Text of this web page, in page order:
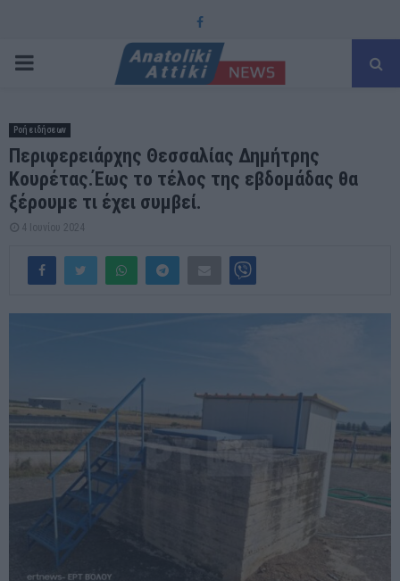
Facebook
PRIMARY
Ροή ειδήσεων
Περιφερειάρχης Θεσσαλίας Δημήτρης
Κουρέτας.Έως το τέλος της εβδομάδας θα
ξέρουμε τι έχει συμβεί.
4 Ιουνίου 2024